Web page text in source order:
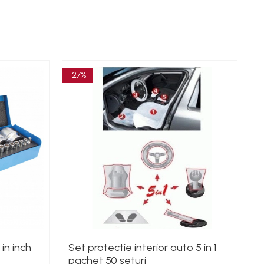
inch
-27%
Set protectie interior auto 5 in 1
pachet 50 seturi